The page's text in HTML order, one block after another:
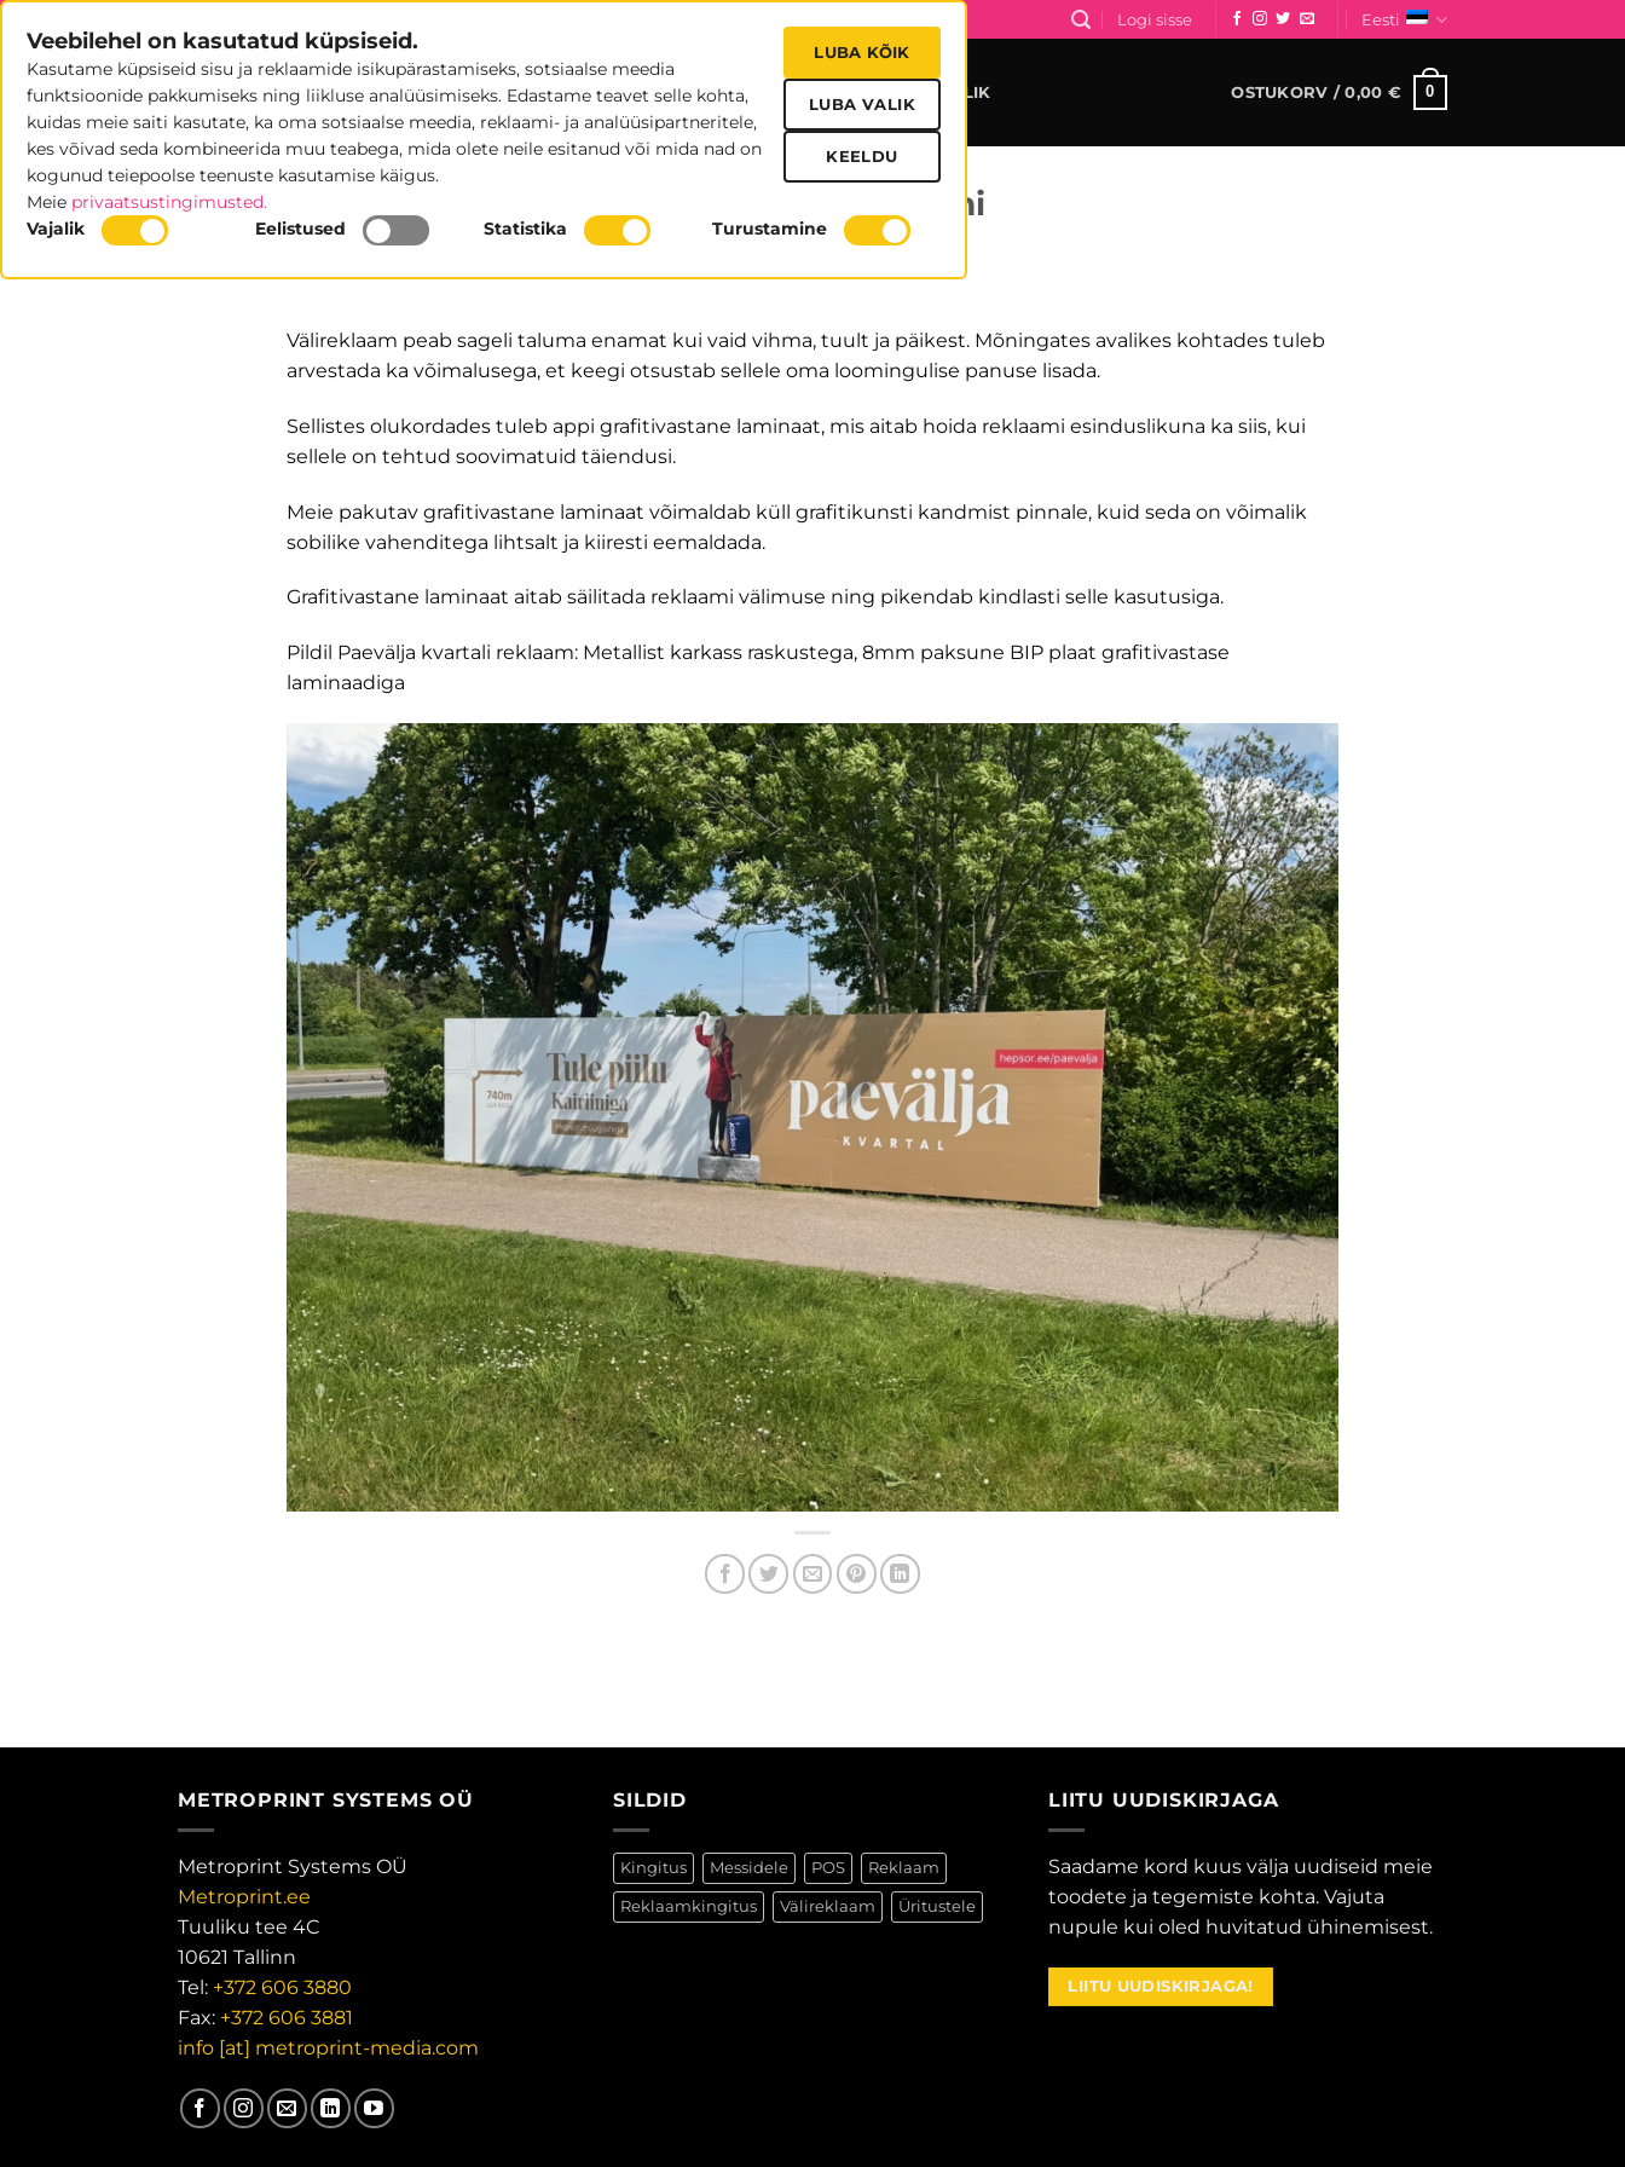
Skip
content
Logi sisse Eesti
POOD UUDISED MEIST TRÜKIFAILID KASULIK OSTUKORV /0,00 € 0
Grafitivastane laminaat kaitseb reklaami
Välireklaam peab sageli taluma enamat kui vaid vihma, tuult ja päikest. Mõningates avalikes kohtades tuleb
arvestada ka võimalusega, et keegi otsustab sellele oma loomingulise panuse lisada.
Sellistes olukordades tuleb appi grafitivastane laminaat, mis aitab hoida reklaami esinduslikuna ka siis, kui
sellele on tehtud soovimatuid täiendusi.
Meie pakutav grafitivastane laminaat võimaldab küll grafitikunsti kandmist pinnale, kuid seda on võimalik
sobilike vahenditega lihtsalt ja kiiresti eemaldada.
Grafitivastane laminaat aitab säilitada reklaami välimuse ning pikendab kindlasti selle kasutusiga.
Pildil Paevälja kvartali reklaam: Metallist karkass raskustega, 8mm paksune BIP plaat grafitivastase
laminaadiga
Veebilehel on kasutatud küpsiseid.
Kasutame küpsiseid sisu ja reklaamide isikupärastamiseks, sotsiaalse meedia
funktsioonide pakkumiseks ning liikluse analüüsimiseks. Edastame teavet selle kohta,
kuidas meie saiti kasutate, ka oma sotsiaalse meedia, reklaami- ja analüüsipartneritele,
kes võivad seda kombineerida muu teabega, mida olete neile esitanud või mida nad on
kogunud teiepoolse teenuste kasutamise käigus.
Meie privaatsustingimusted.
LUBA KÕIK
LUBA VALIK
KEELDU
Vajalik Eelistused Statistika Turustamine
METROPRINT SYSTEMS OÜ
Metroprint Systems OÜ
Metroprint.ee
Tuuliku tee 4C
10621 Tallinn
Tel: +372 606 3880
Fax: +372 606 3881
info [at] metroprint-media.com
SILDID
Kingitus Messidele POS Reklaam
Reklaamkingitus Välireklaam Üritustele
LIITU UUDISKIRJAGA
Saadame kord kuus välja uudiseid meie
toodete ja tegemiste kohta. Vajuta
nupule kui oled huvitatud ühinemisest.
LIITU UUDISKIRJAGA!